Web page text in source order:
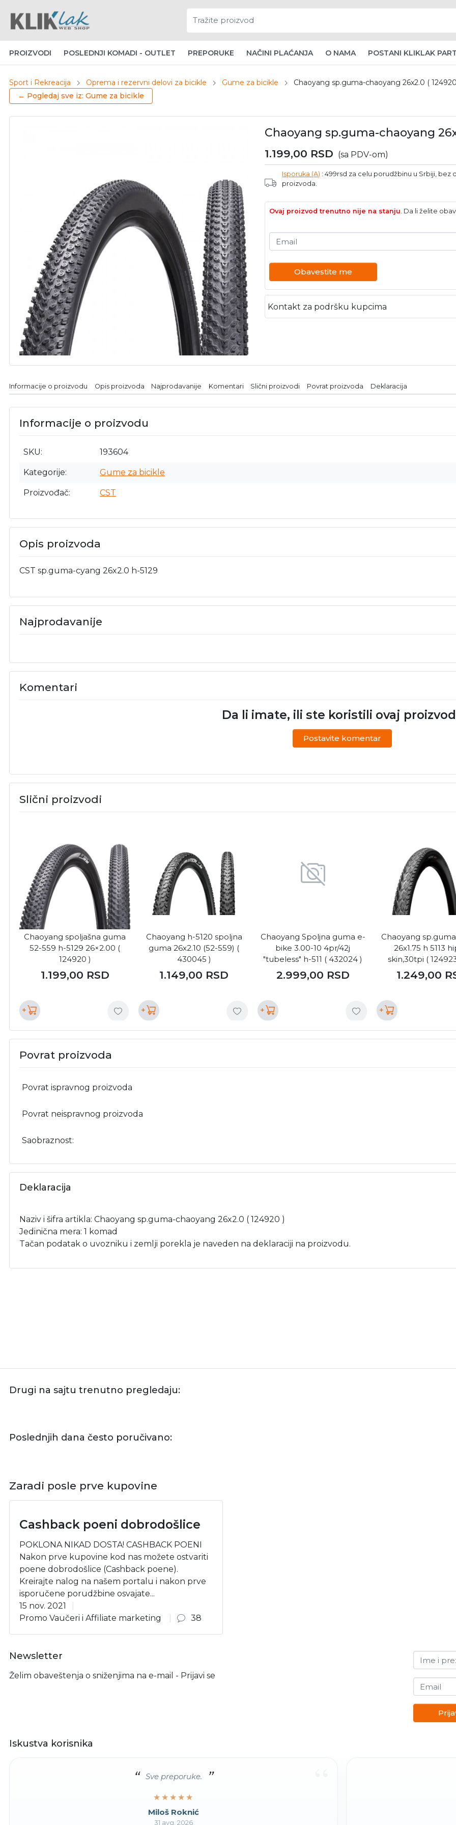
PROIZVODI POSLEDNJI KOMADI - OUTLET PREPORUKE NAČINI PLAĆANJA O NAMA POSTANI KLIKLAK
Sport i Rekreacija Oprema i rezervni delovi za bicikle Gume za bicikle
Chaoyang sp.guma-chaoyang 26x2.0 (
← Pogledaj sve iz: Gume za bicikle
Chaoyang sp.guma-chaoyang
1.199,00 RSD (sa PDV-om)
Isporuka (A) : 499rsd za celu porudžbinu u Srbiji, bez
proizvoda.
Ovaj proizvod trenutno nije na stanju. Da li želite
Email
Obavestite me
Kontakt za podršku kupcima
Informacije o proizvodu Opis proizvoda Najprodavanije Komentari Slični proizvodi Povrat proizvoda Deklaracija
Informacije o proizvodu
SKU 193604
Kategorije Gume za bicikle
Proizvođač CST
Opis proizvoda
CST sp.guma-cyang 26x2.0 h-5129
Najprodavanije
Komentari
Da li imate, ili ste koristili ovaj
Postavite komentar
Slični proizvodi
Chaoyang spoljašna guma
52-559 h-5129 26×2.00 (
124920 )
1.199,00 RSD
+
Chaoyang h-5120 spoljna
guma 26x2.10 (52-559) (
430045 )
1.149,00 RSD
+
Chaoyang Spoljna guma e-
bike 3.00-10 4pr/42j
"tubeless" h-511 ( 432024 )
2.999,00 RSD
+
Chaoyang
26x1.75 h 5113
skin,30tpi (
1.249,00
+
Povrat proizvoda
Povrat ispravnog proizvoda
Povrat neispravnog proizvoda
Saobraznost:
Deklaracija
Naziv i šifra artikla: Chaoyang sp.guma-chaoyang 26x2.0 ( 124920 )
Jedinična mera: 1 komad
Tačan podatak o uvozniku i zemlji porekla je naveden na deklaraciji na proizvodu.
Drugi na sajtu trenutno pregledaju:
Poslednjih dana često poručivano:
Zaradi posle prve kupovine
Cashback poeni dobrodošlice
POKLONA NIKAD DOSTA! CASHBACK POENI
Nakon prve kupovine kod nas možete ostvariti
poene dobrodošlice (Cashback poene).
Kreirajte nalog na našem portalu i nakon prve
isporučene porudžbine osvajate...
15 nov. 2021
Promo Vaučeri i Affiliate marketing
38
Newsletter
Želim obaveštenja o sniženjima na e-mail - Prijavi se
Ime i
Email
Iskustva korisnika
Sve preporuke.
★★★★★
★★★★★
Miloš Roknić
31 avg. 2026